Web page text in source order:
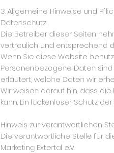
3. Allgemeine Hinweise und
Datenschutz
Die Betreiber dieser Seiten
vertraulich und entsprechend
Wenn Sie diese Website
Personenbezogene Daten
erläutert, welche Daten wir
Wir weisen darauf hin, dass
kann. Ein lückenloser Schutz
Hinweis zur verantwortlichen
Die verantwortliche Stelle für
Marketing Extertal e.V.